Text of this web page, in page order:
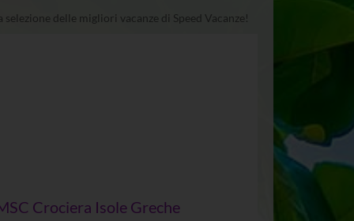
selezione delle migliori vacanze di Speed Vacanze!
Crociera Isole Greche